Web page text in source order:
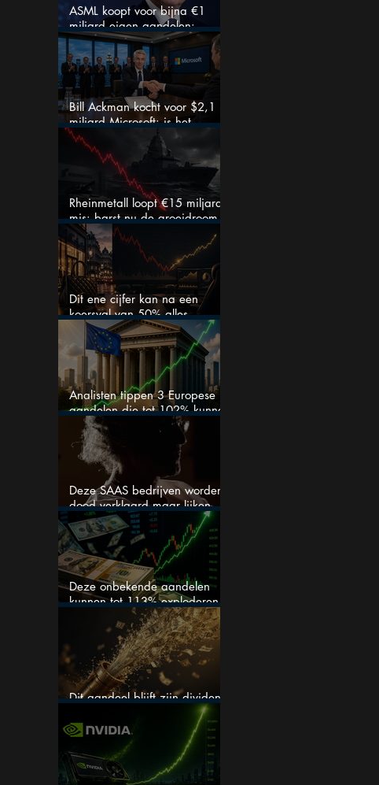
ASML koopt voor bijna €1
miljard eigen aandelen:
slimme zet of dure timing?
Bill Ackman kocht voor $2,1
miljard Microsoft: is het
aandeel na de koerssprong
nog aantrekkelijk?
Rheinmetall loopt €15 miljard
mis: barst nu de groeidroom
van het defensiebedrijf?
Dit ene cijfer kan na een
koersval van 50% alles
veranderen
Analisten tippen 3 Europese
aandelen die tot 102% kunnen
stijgen
Deze SAAS bedrijven worden
dood verklaard maar lijken
springlevend
Deze onbekende aandelen
kunnen tot 113% exploderen
(één springt eruit)
Dit aandeel blijft zijn dividend
verhogen, wat er ook gebeurt